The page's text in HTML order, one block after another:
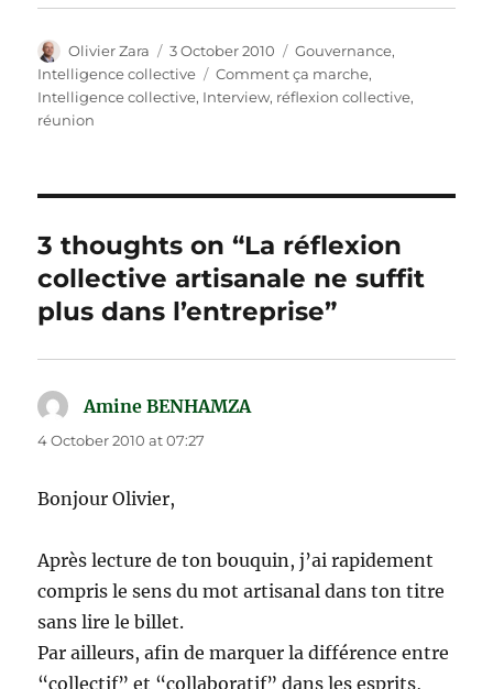
Author
Olivier Zara
Posted
on
3 October 2010 Categories
Gouvernance,
Intelligence collective
Tags
Comment ça marche,
Intelligence collective, Interview, réflexion collective,
réunion
3 thoughts on “La réflexion
collective artisanale ne suffit
plus dans l’entreprise”
Amine BENHAMZAsays:
4 October 2010 at 07:27
Bonjour Olivier,
Après lecture de ton bouquin, j’ai rapidement
compris le sens du mot artisanal dans ton titre
sans lire le billet.
Par ailleurs, afin de marquer la différence entre
“collectif” et “collaboratif” dans les esprits,